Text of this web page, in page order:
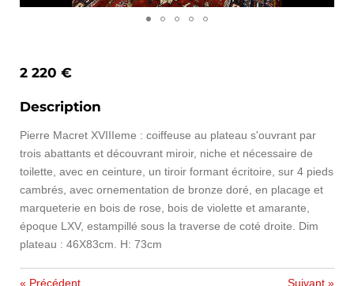
2 220 €
Description
Pierre Macret XVIIIeme : coiffeuse au plateau s'ouvrant par
trois abattants et découvrant miroir, niche et nécessaire de
toilette, avec en ceinture, un tiroir formant écritoire, sur 4 pieds
cambrés, avec ornementation de bronze doré, en placage et
marqueterie en bois de rose, bois de violette et amarante,
époque LXV, estampillé sous la traverse de coté droite. Dim
plateau : 46X83cm. H: 73cm
« Précédent Suivant »